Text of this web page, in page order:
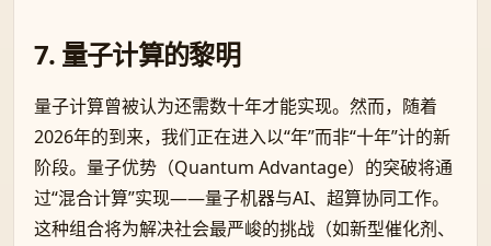
7. 量子计算的黎明
量子计算曾被认为还需数十年才能实现。然而，随着
2026年的到来，我们正在进入以“年”而非“十年”计的新
阶段。量子优势（Quantum Advantage）的突破将通
过“混合计算”实现——量子机器与AI、超算协同工作。
这种组合将为解决社会最严峻的挑战（如新型催化剂、